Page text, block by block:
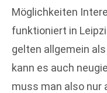
Möglichkeiten
funktioniert in
gelten allgemein
kann es auch
muss man also nur